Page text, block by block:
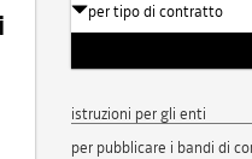
per tipo di contratto
istruzioni per gli enti
per pubblicare i bandi di